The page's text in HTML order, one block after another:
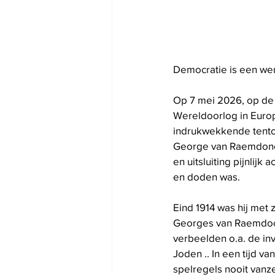
Democratie is een
Op 7 mei 2026, op
Wereldoorlog in
indrukwekkende
George van
en uitsluiting pijnlijk
en doden was.
Eind 1914 was hij
Georges van
verbeelden o.a. de
Joden .. In een tijd
spelregels nooit